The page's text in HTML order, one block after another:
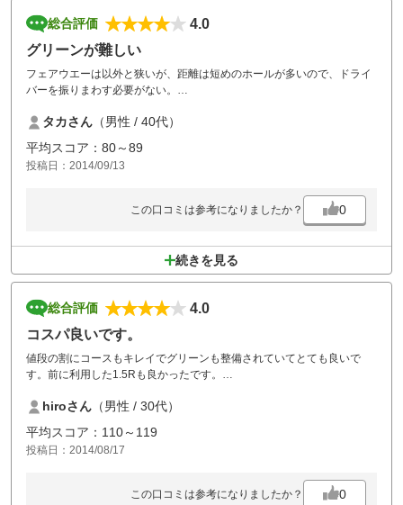
総合評価
4.0
グリーンが難しい
フェアウエーは以外と狭いが、距離は短めのホールが多いので、ドライ
バーを振りまわす必要がない。
全体的に手入れが行き届いたコースだった。
タカさん （男性 / 40代）
平均スコア：80～89
投稿日：2014/09/13
この口コミは参考になりましたか？ 0
続きを見る
総合評価
4.0
コスパ良いです。
値段の割にコースもキレイでグリーンも整備されていてとても良いで
す。前に利用した1.5Rも良かったです。
hiroさん （男性 / 30代）
平均スコア：110～119
投稿日：2014/08/17
この口コミは参考になりましたか？ 0